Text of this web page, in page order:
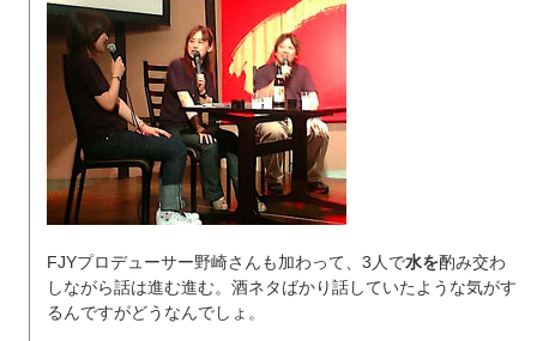
FJYプロデューサー野崎さんも加わって、3人で水を酌み交わ
しながら話は進む進む。酒ネタばかり話していたような気がす
るんですがどうなんでしょ。